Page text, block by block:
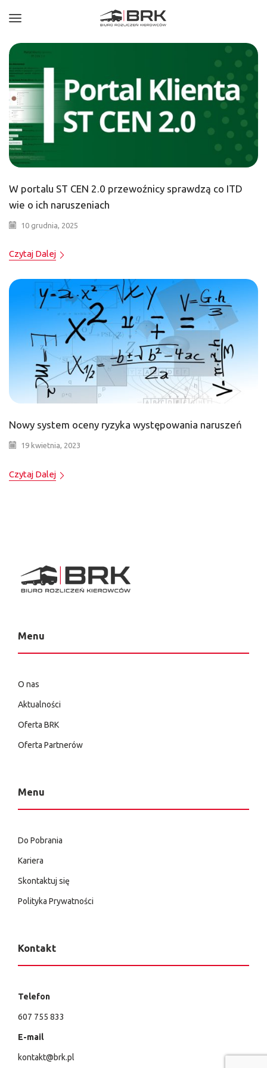
W portalu ST CEN 2.0 przewoźnicy sprawdzą co ITD
wie o ich naruszeniach
10 grudnia, 2025
Czytaj Dalej
Nowy system oceny ryzyka występowania naruszeń
19 kwietnia, 2023
Czytaj Dalej
Menu
O nas
Aktualności
Oferta BRK
Oferta Partnerów
Menu
Do Pobrania
Kariera
Skontaktuj się
Polityka Prywatności
Kontakt
Telefon
607 755 833
E-mail
kontakt@brk.pl